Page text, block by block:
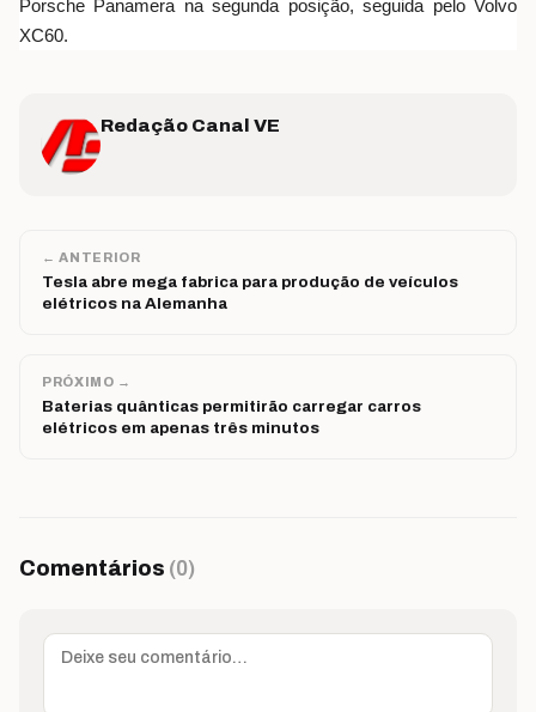
Porsche Panamera na segunda posição, seguida pelo Volvo
XC60.
Redação Canal VE
← ANTERIOR
Tesla abre mega fabrica para produção de veículos
elétricos na Alemanha
PRÓXIMO →
Baterias quânticas permitirão carregar carros
elétricos em apenas três minutos
Comentários (0)